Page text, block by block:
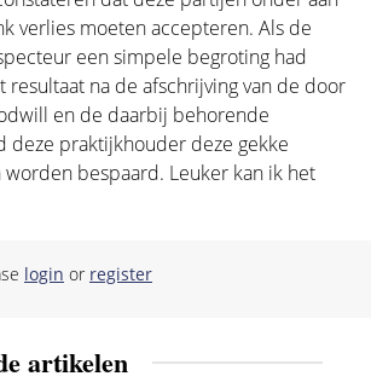
verlies moeten accepteren. Als de
een simpele begroting had
resultaat na de afschrijving van de door
en de daarbij behorende
deze praktijkhouder deze gekke
bespaard. Leuker kan ik het
login or register
artikelen